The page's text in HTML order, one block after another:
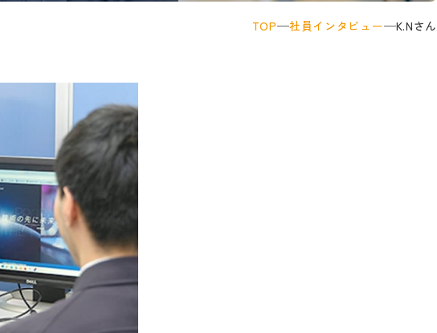
TOP 社員インタビュー K.Nさん